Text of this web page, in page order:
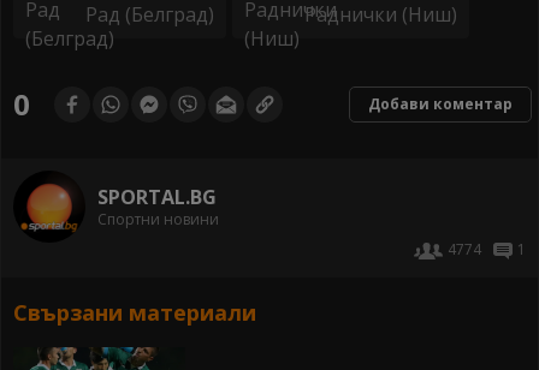
Рад (Белград) Раднички (Ниш)
0 Добави коментар
SPORTAL.BG
Спортни новини
4774
1
Свързани материали